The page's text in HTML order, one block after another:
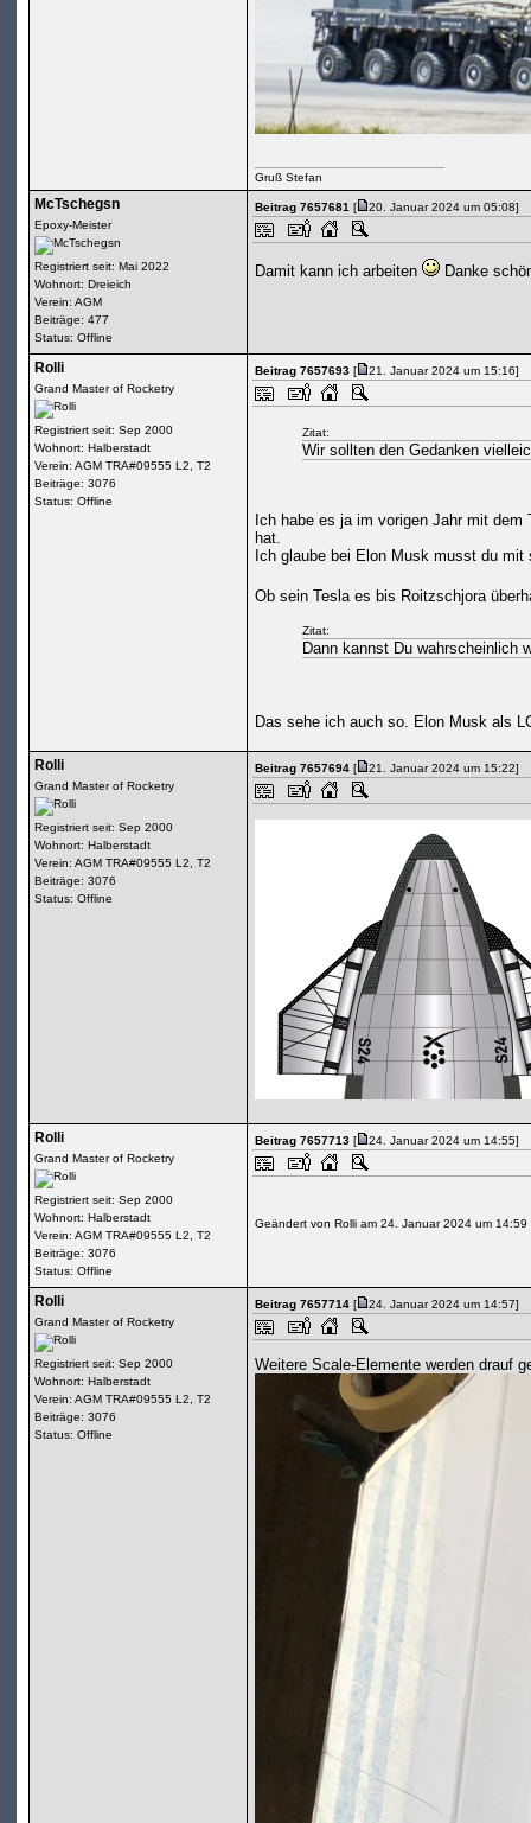
Gruß Stefan
McTschegsn
Epoxy-Meister
Registriert seit: Mai 2022
Wohnort: Dreieich
Verein: AGM
Beiträge: 477
Status: Offline
Beitrag 7657681[ 20. Januar 2024 um 05:08]
Damit kann ich arbeiten Danke
Rolli
Grand Master of Rocketry
Registriert seit: Sep 2000
Wohnort: Halberstadt
Verein: AGM TRA#09555 L2, T2
Beiträge: 3076
Status: Offline
Beitrag 7657693[ 21. Januar 2024 um 15:16]
Zitat:
Wir sollten den Gedanken
Ich habe es ja im vorigen Jahr mit
hat.
Ich glaube bei Elon Musk musst du
Ob sein Tesla es bis Roitzschjora
Zitat:
Dann kannst Du wahrscheinlich
Das sehe ich auch so. Elon Musk als
Rolli
Grand Master of Rocketry
Registriert seit: Sep 2000
Wohnort: Halberstadt
Verein: AGM TRA#09555 L2, T2
Beiträge: 3076
Status: Offline
Beitrag 7657694[ 21. Januar 2024 um 15:22]
Rolli
Grand Master of Rocketry
Registriert seit: Sep 2000
Wohnort: Halberstadt
Verein: AGM TRA#09555 L2, T2
Beiträge: 3076
Status: Offline
Beitrag 7657713[ 24. Januar 2024 um 14:55]
Geändert von Rolli am 24. Januar 2024 um 14:59
Rolli
Grand Master of Rocketry
Registriert seit: Sep 2000
Wohnort: Halberstadt
Verein: AGM TRA#09555 L2, T2
Beiträge: 3076
Status: Offline
Beitrag 7657714[ 24. Januar 2024 um 14:57]
Weitere Scale-Elemente werden drauf